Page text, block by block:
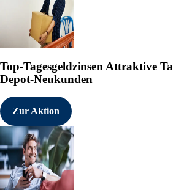
Top-Tagesgeldzinsen Attraktive
Depot-Neukunden
Zur Aktion